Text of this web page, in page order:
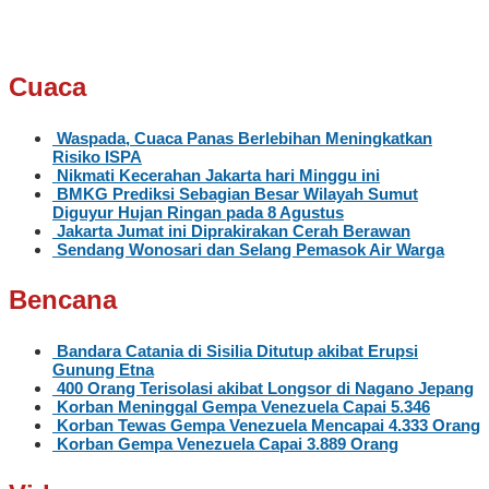
Cuaca
Waspada, Cuaca Panas Berlebihan Meningkatkan
Risiko ISPA
Nikmati Kecerahan Jakarta hari Minggu ini
BMKG Prediksi Sebagian Besar Wilayah Sumut
Diguyur Hujan Ringan pada 8 Agustus
Jakarta Jumat ini Diprakirakan Cerah Berawan
Sendang Wonosari dan Selang Pemasok Air Warga
Bencana
Bandara Catania di Sisilia Ditutup akibat Erupsi
Gunung Etna
400 Orang Terisolasi akibat Longsor di Nagano Jepang
Korban Meninggal Gempa Venezuela Capai 5.346
Korban Tewas Gempa Venezuela Mencapai 4.333 Orang
Korban Gempa Venezuela Capai 3.889 Orang